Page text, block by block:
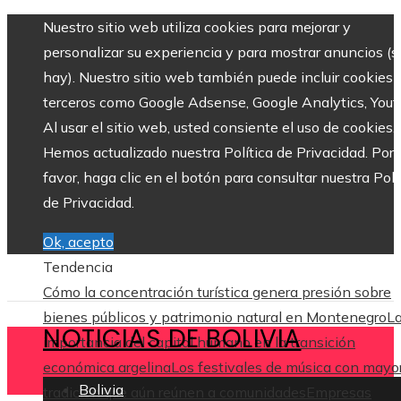
Nuestro sitio web utiliza cookies para mejorar y
personalizar su experiencia y para mostrar anuncios
hay). Nuestro sitio web también puede incluir cookies
terceros como Google Adsense, Google Analytics,
Al usar el sitio web, usted consiente el uso de cookies.
Hemos actualizado nuestra Política de Privacidad. Por
favor, haga clic en el botón para consultar nuestra
de Privacidad.
Ok, acepto
Tendencia
Cómo la concentración turística genera presión sobre
bienes públicos y patrimonio natural en Montenegro
importancia del capital humano en la transición
económica argelinaLos festivales de música con
tradición que aún reúnen a comunidades
Empresas
NOTICIAS DE BOLIVIA
Bolivia